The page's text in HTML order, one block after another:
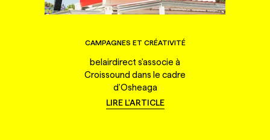
CAMPAGNES ET CRÉATIVITÉ
belairdirect s'associe à
Croissound dans le cadre
d'Osheaga
LIRE L'ARTICLE